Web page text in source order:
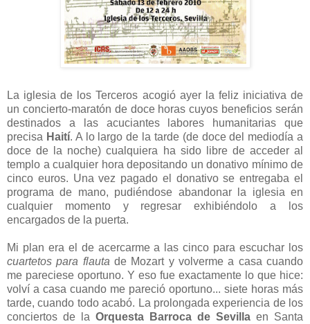
La iglesia de los Terceros acogió ayer la feliz iniciativa de
un concierto-maratón de doce horas cuyos beneficios serán
destinados a las acuciantes labores humanitarias que
precisa Haití. A lo largo de la tarde (de doce del mediodía a
doce de la noche) cualquiera ha sido libre de acceder al
templo a cualquier hora depositando un donativo mínimo de
cinco euros. Una vez pagado el donativo se entregaba el
programa de mano, pudiéndose abandonar la iglesia en
cualquier momento y regresar exhibiéndolo a los
encargados de la puerta.
Mi plan era el de acercarme a las cinco para escuchar los
cuartetos para flauta de Mozart y volverme a casa cuando
me pareciese oportuno. Y eso fue exactamente lo que hice:
volví a casa cuando me pareció oportuno... siete horas más
tarde, cuando todo acabó. La prolongada experiencia de los
conciertos de la Orquesta Barroca de Sevilla en Santa